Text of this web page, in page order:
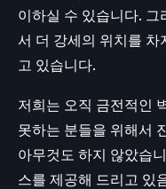
이하실 수 있습니다. 그
서 더 강세의 위치를 차
고 있습니다.
저희는 오직 금전적인
못하는 분들을 위해서
아무것도 하지 않았습
스를 제공해 드리고 있